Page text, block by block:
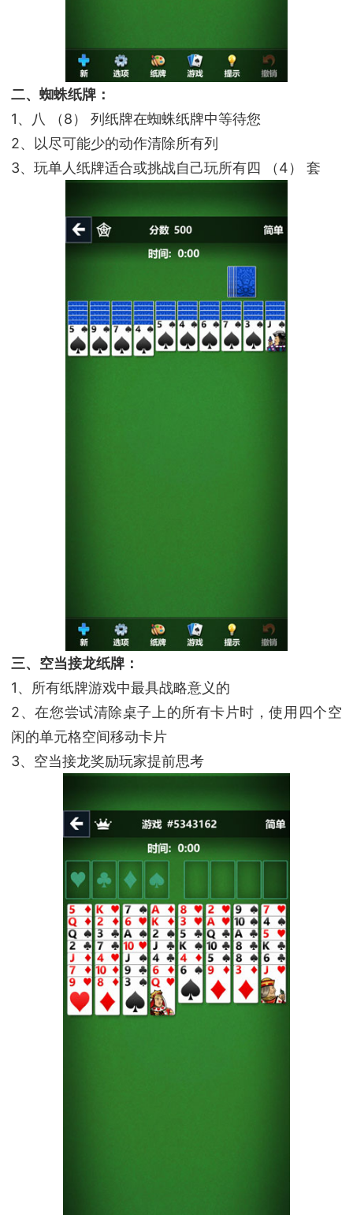
二、蜘蛛纸牌：
1、八 （8） 列纸牌在蜘蛛纸牌中等待您
2、以尽可能少的动作清除所有列
3、玩单人纸牌适合或挑战自己玩所有四 （4） 套
三、空当接龙纸牌：
1、所有纸牌游戏中最具战略意义的
2、在您尝试清除桌子上的所有卡片时，使用四个空
闲的单元格空间移动卡片
3、空当接龙奖励玩家提前思考